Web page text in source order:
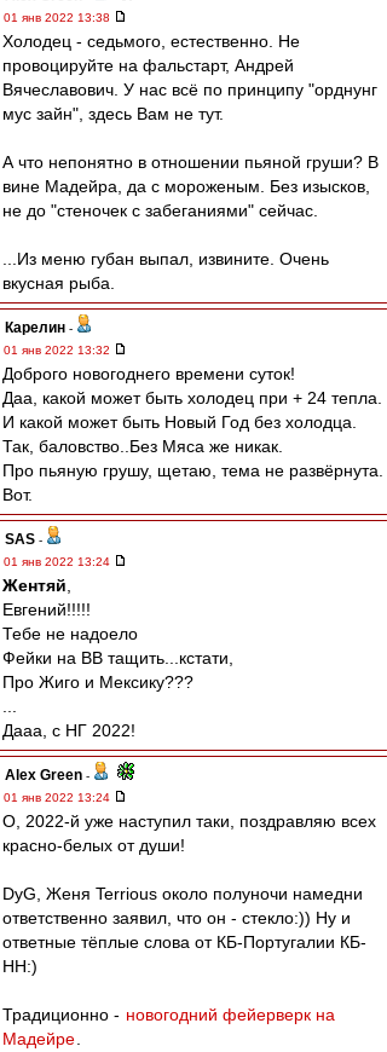
01 янв 2022 13:38
Холодец - седьмого, естественно. Не
провоцируйте на фальстарт, Андрей
Вячеславович. У нас всё по принципу "орднунг
мус зайн", здесь Вам не тут.
А что непонятно в отношении пьяной груши? В
вине Мадейра, да с мороженым. Без изысков,
не до "стеночек с забеганиями" сейчас.
...Из меню губан выпал, извините. Очень
вкусная рыба.
Карелин -
01 янв 2022 13:32
Доброго новогоднего времени суток!
Даа, какой может быть холодец при + 24 тепла.
И какой может быть Новый Год без холодца.
Так, баловство..Без Мяса же никак.
Про пьяную грушу, щетаю, тема не развёрнута.
Вот.
SAS -
01 янв 2022 13:24
Жентяй
Евгений!!!!!
Тебе не надоело
Фейки на ВВ тащить...кстати,
Про Жиго и Мексику???
Дааа, с НГ 2022!
Alex Green -
01 янв 2022 13:24
О, 2022-й уже наступил таки, поздравляю всех
красно-белых от души!
DyG, Женя Terrious около полуночи намедни
ответственно заявил, что он - стекло:)) Ну и
ответные тёплые слова от КБ-Португалии КБ-
НН:)
Традиционно - новогодний фейерверк на
Мадейре